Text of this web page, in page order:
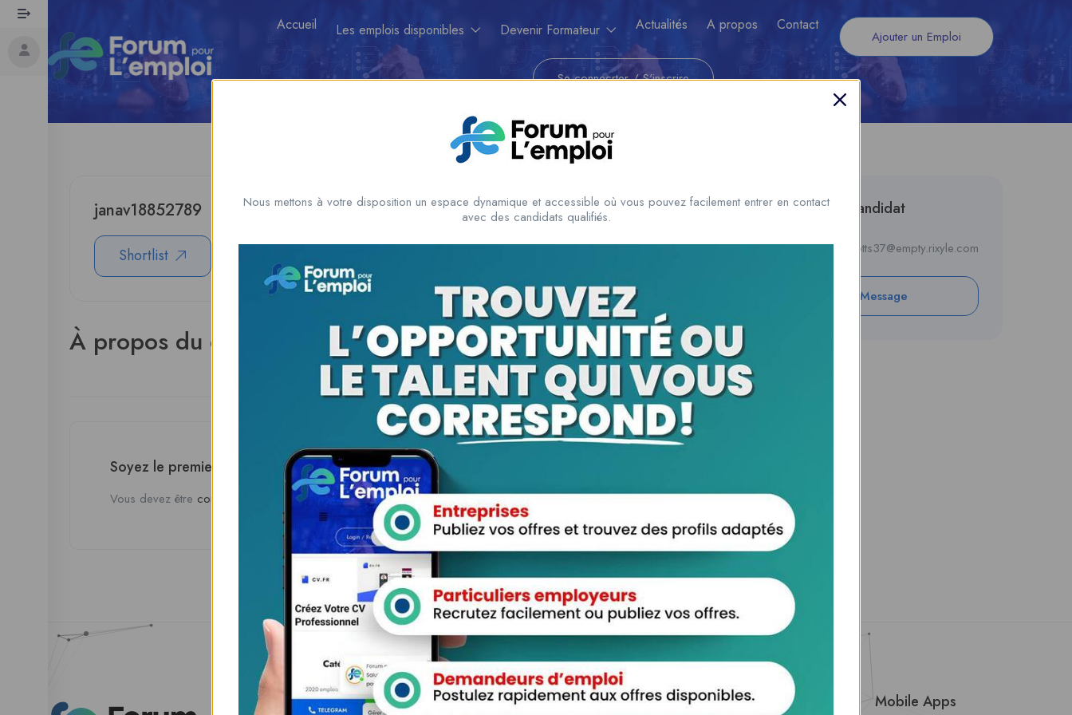
Accueil Les emplois disponibles Devenir Formateur Actualités A propos Contact
Ajouter un Emploi
Se connecrter / S'inscrire
janav18852789
Shortlist
À propos du candidat
Soyez le premier à donner votre avis sur “janav18852789”
Vous devez être connecté pour poster un avis.
Informations du candidat
E-mail janapotts37@empty.rixyle.com
Private Message
Espaces Candidats Espace Employeurs About Us Mobile Apps
Nous mettons à votre disposition un espace dynamique et accessible où vous pouvez facilement entrer en contact
avec des candidats qualifiés.